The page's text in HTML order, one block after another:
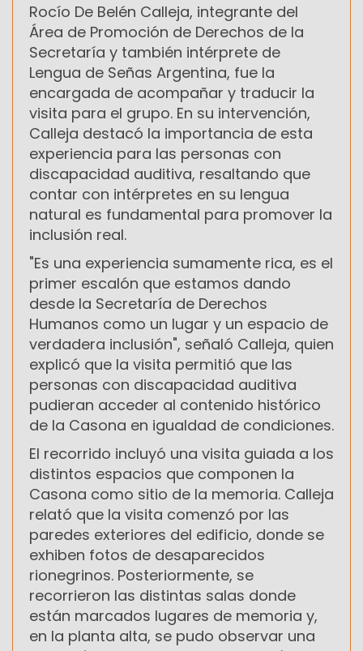
Rocío De Belén Calleja, integrante del
Área de Promoción de Derechos de la
Secretaría y también intérprete de
Lengua de Señas Argentina, fue la
encargada de acompañar y traducir la
visita para el grupo. En su intervención,
Calleja destacó la importancia de esta
experiencia para las personas con
discapacidad auditiva, resaltando que
contar con intérpretes en su lengua
natural es fundamental para promover la
inclusión real.
"Es una experiencia sumamente rica, es el
primer escalón que estamos dando
desde la Secretaría de Derechos
Humanos como un lugar y un espacio de
verdadera inclusión", señaló Calleja, quien
explicó que la visita permitió que las
personas con discapacidad auditiva
pudieran acceder al contenido histórico
de la Casona en igualdad de condiciones.
El recorrido incluyó una visita guiada a los
distintos espacios que componen la
Casona como sitio de la memoria. Calleja
relató que la visita comenzó por las
paredes exteriores del edificio, donde se
exhiben fotos de desaparecidos
rionegrinos. Posteriormente, se
recorrieron las distintas salas donde
están marcados lugares de memoria y,
en la planta alta, se pudo observar una